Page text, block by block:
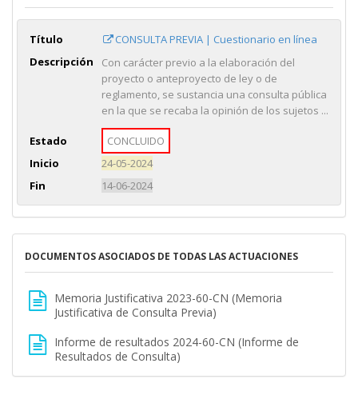
Título
CONSULTA PREVIA | Cuestionario en línea
Descripción
Con carácter previo a la elaboración del
proyecto o anteproyecto de ley o de
reglamento, se sustancia una consulta pública
en la que se recaba la opinión de los sujetos ...
Estado
CONCLUIDO
Inicio
24-05-2024
Fin
14-06-2024
DOCUMENTOS ASOCIADOS DE TODAS LAS ACTUACIONES
Memoria Justificativa 2023-60-CN (Memoria
Justificativa de Consulta Previa)
Informe de resultados 2024-60-CN (Informe de
Resultados de Consulta)